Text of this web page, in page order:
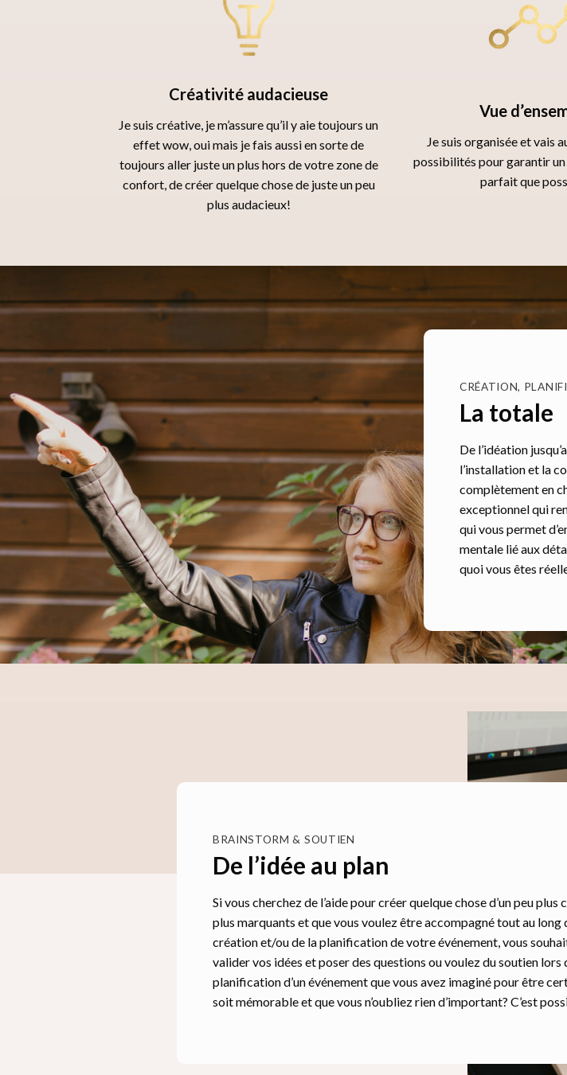
Créativité audacieuse
Je suis créative, je m’assure qu’il y aie toujours un
effet wow, oui mais je fais aussi en sorte de
toujours aller juste un plus hors de votre zone de
confort, de créer quelque chose de juste un peu
plus audacieux!
Vue
Je suis organisée et vais
possibilités pour garantir un
parfait que
CRÉATION,
La totale
De l’idéation
l’installation et la
complètement en
exceptionnel qui
qui vous permet
mentale lié aux
quoi vous êtes
BRAINSTORM & SOUTIEN
De l’idée au plan
Si vous cherchez de l’aide pour créer quelque chose d’un peu plus
plus marquants et que vous voulez être accompagné tout au long
création et/ou de la planification de votre événement, vous
valider vos idées et poser des questions ou voulez du soutien lors
planification d’un événement que vous avez imaginé pour être
soit mémorable et que vous n’oubliez rien d’important? C’est